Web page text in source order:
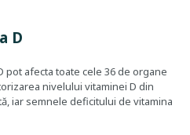
D
pot afecta toate cele 36 de organe
nivelului vitaminei D din
iar semnele deficitului de vitamina